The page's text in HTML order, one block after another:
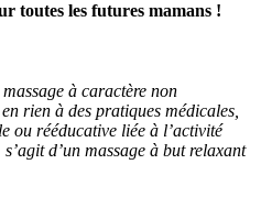
toutes les futures mamans !
à caractère non
rien à des pratiques médicales,
ou rééducative liée à l’activité
d’un massage à but relaxant